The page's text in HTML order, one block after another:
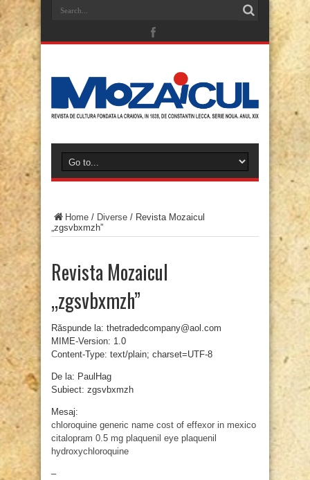
Home / Diverse / Revista Mozaicul
„zgsvbxmzh”
Revista Mozaicul
„zgsvbxmzh”
Răspunde la: thetradedcompany@aol.com
MIME-Version: 1.0
Content-Type: text/plain; charset=UTF-8
De la: PaulHag
Subiect: zgsvbxmzh
Mesaj:
chloroquine generic name cost of effexor in mexico
citalopram 0.5 mg plaquenil eye plaquenil
hydroxychloroquine
–